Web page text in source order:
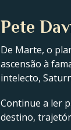
Pete
De Marte, o
ascensão à
intelecto,
Continue a ler
destino,